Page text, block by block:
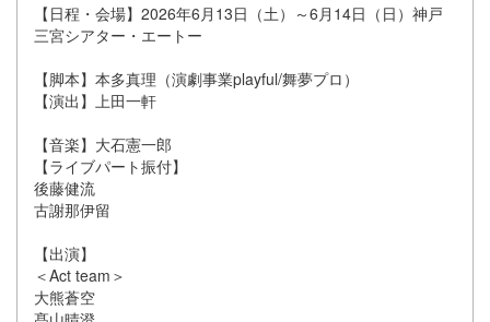
【日程・会場】2026年6月13日（土）～6月14日（日）神戸
三宮シアター・エートー
【脚本】本多真理（演劇事業playful/舞夢プロ）
【演出】上田一軒
【音楽】大石憲一郎
【ライブパート振付】
後藤健流
古謝那伊留
【出演】
＜Act team＞
大熊蒼空